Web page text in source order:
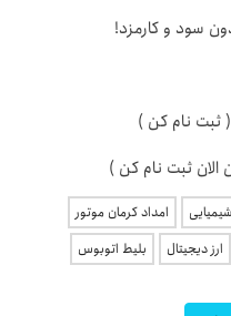
ثبت نام کن )
ثبت نام کن )
امداد کرمان موتور
ارز دیجیتال بلیط اتوبوس